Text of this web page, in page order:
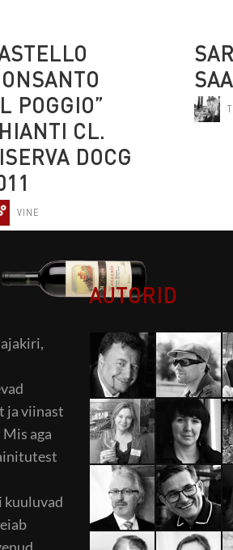
POGGIO”
CL.
DOCG
VINE
ja viinast
aga
kuuluvad
AUTORID